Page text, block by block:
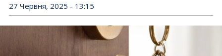
27 Червня, 2025 - 13:15